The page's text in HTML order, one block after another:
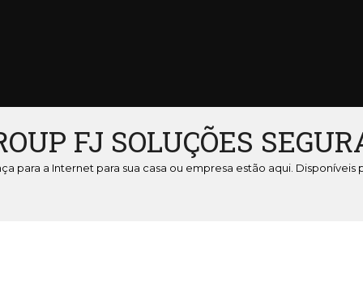
FJ SOLUÇÕES
para a Internet para sua casa ou empresa estão aqui. Disponíveis